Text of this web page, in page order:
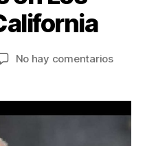
No hay comentariosen
no